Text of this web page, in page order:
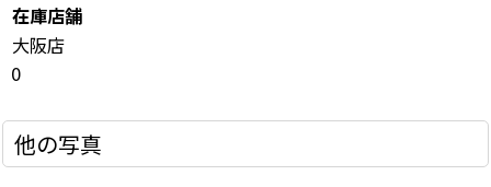
在庫店舗
大阪店
0
他の写真